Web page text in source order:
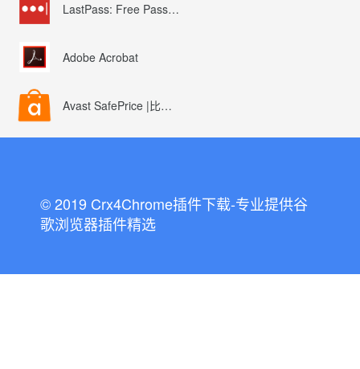
LastPass: Free Password Manager
Adobe Acrobat
Avast SafePrice |比较、交易、优惠券
© 2019 Crx4Chrome插件下载-专业提供谷
歌浏览器插件精选